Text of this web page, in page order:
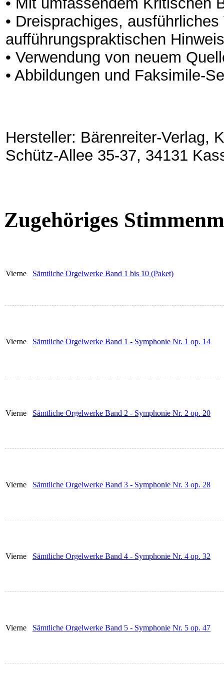
• Dreisprachiges,
aufführungspraktischen
• Verwendung von neuem
• Abbildungen und Faksimile-
Hersteller: Bärenreiter-Verlag,
Schütz-Allee 35-37, 34131
Zugehöriges
Vierne Sämtliche Orgelwerke Band 1 bis 10 (Paket)
Vierne Sämtliche Orgelwerke Band 1 - Symphonie Nr. 1 op. 14
Vierne Sämtliche Orgelwerke Band 2 - Symphonie Nr. 2 op. 20
Vierne Sämtliche Orgelwerke Band 3 - Symphonie Nr. 3 op. 28
Vierne Sämtliche Orgelwerke Band 4 - Symphonie Nr. 4 op. 32
Vierne Sämtliche Orgelwerke Band 5 - Symphonie Nr. 5 op. 47